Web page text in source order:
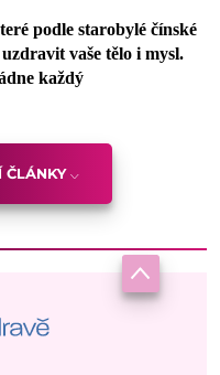
podle starobylé čínské
vaše tělo i mysl.
každý